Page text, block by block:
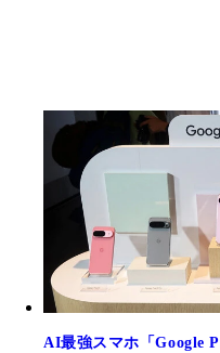
AI最強スマホ「Google